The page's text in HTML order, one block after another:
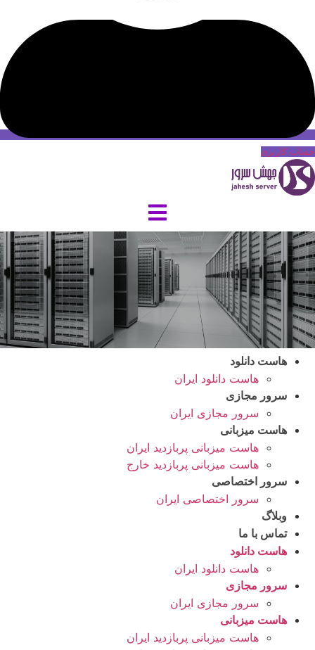
حساب کاربری
هاست دانلود
هاست دانلود ایران
سرور مجازی
سرور مجازی ایران
هاست میزبانی
هاست میزبانی پربازدید ایران
هاست میزبانی پربازدید خارج
سرور اختصاصی
سرور اختصاصی ایران
وبلاگ
تماس با ما
هاست دانلود
هاست دانلود ایران
سرور مجازی
سرور مجازی ایران
هاست میزبانی
هاست میزبانی پربازدید ایران